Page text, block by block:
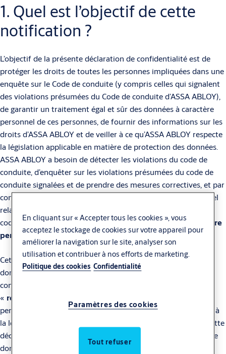
1. Quel est l’objectif de cette
notification ?
L’objectif de la présente déclaration de confidentialité est de
protéger les droits de toutes les personnes impliquées dans une
enquête sur le Code de conduite (y compris celles qui signalent
des violations présumées du Code de conduite d’ASSA ABLOY),
de garantir un traitement égal et sûr des données à caractère
personnel de ces personnes, de fournir des informations sur les
droits d’ASSA ABLOY et de veiller à ce qu’ASSA ABLOY respecte
la législation applicable en matière de protection des données.
ASSA ABLOY a besoin de détecter les violations du code de
conduite, d’enquêter sur les violations présumées du code de
conduite signalées et de prendre des mesures correctives, et par
conséquent de traiter certaines données à caractère personnel
relatives aux personnes impliquées dans une enquête sur le
code de conduite (ci-après dénommées «données à caractère
personnel»).
Cette notification contient des informations sur le type de
données à caractère personnel traitées par ASSA ABLOY
concernant ces personnes pour lesquelles ASSA ABLOY est le
« responsable du traitement
personnel sont traitées conformément à cette notification et à
la législation relative à la protection des données. En lisant cette
déclaration, vous confirmez avoir été informé(e) de la manière
dont nous traitons vos données à caractère personnel. Vous
En cliquant sur « Accepter tous les cookies », vous
acceptez le stockage de cookies sur votre appareil pour
améliorer la navigation sur le site, analyser son
utilisation et contribuer à nos efforts de marketing.
Politique des cookies Confidentialité
Paramètres des cookies
Tout refuser